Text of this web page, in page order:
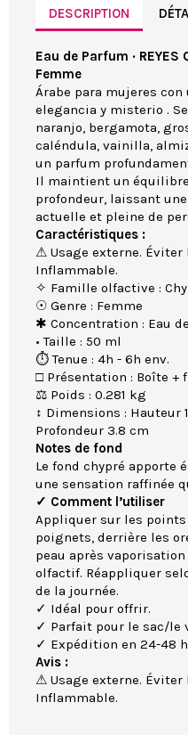
DESCRIPTION
Eau de Parfum · REYES
Femme
Árabe para mujeres
elegancia y misterio .
naranjo, bergamota,
caléndula, vainilla,
un parfum
Il maintient un
profondeur, laissant
actuelle et pleine de
Caractéristiques :
⚠ Usage externe.
Inflammable.
✧ Famille olfactive :
☉ Genre : Femme
✱ Concentration : Eau
• Taille : 50 ml
⏱ Tenue : 4h - 6h env.
□ Présentation : Boîte +
⚖ Poids : 0.281 kg
↕ Dimensions : Hauteur
Profondeur 3.8 cm
Notes de fond
Le fond chypré apporte
une sensation raffinée
✓ Comment l’utiliser
Appliquer sur les
poignets, derrière les
peau après
olfactif. Réappliquer
de la journée.
✓ Idéal pour offrir.
✓ Parfait pour le sac/le
✓ Expédition en 24-48
Avis :
⚠ Usage externe.
Inflammable.